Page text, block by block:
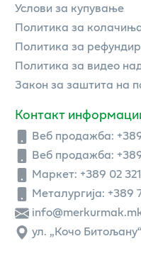
Услови за купување
Политика за
Политика за
Политика за видео
Закон за заштита на
Контакт
Веб продажба:
Веб продажба:
Маркет: +389 02
Металургија: +389
ул. „Кочо